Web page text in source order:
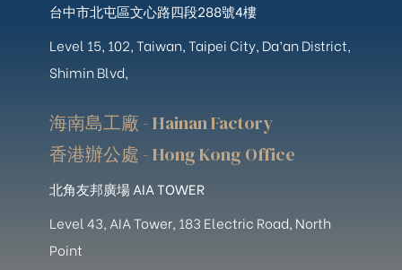
台中市北屯區文心路四段288號4樓
Level 15, 102, Taiwan, Taipei City, Da’an District,
Shimin Blvd,
海南島工廠 - Hainan Factory
香港辦公處 - Hong Kong Office
北角友邦廣場 AIA TOWER
Level 43, AIA Tower, 183 Electric Road, North
Point